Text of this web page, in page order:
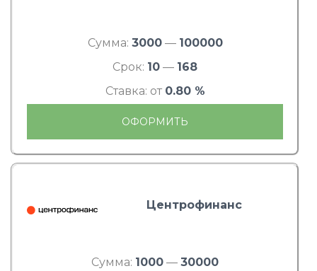
Сумма: 3000— 100000
Срок: 10 — 168
Ставка: от 0.80 %
ОФОРМИТЬ
Центрофинанс
Сумма: 1000 — 30000